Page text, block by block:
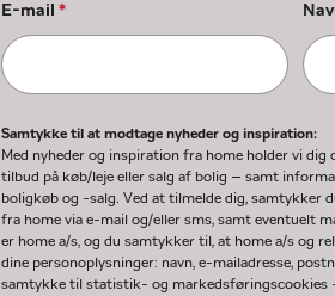
E-mail *
Samtykke til at modtage nyheder og inspiration:
Med nyheder og inspiration fra home holder vi
tilbud på køb/leje eller salg af bolig – samt
boligkøb og -salg. Ved at tilmelde dig, samtykker
fra home via e-mail og/eller sms, samt eventuelt
er home a/s, og du samtykker til, at home a/s og
dine personoplysninger: navn, e-mailadresse,
samtykke til statistik- og markedsføringscookies